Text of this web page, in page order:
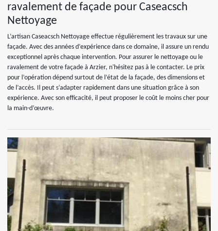
ravalement de façade pour Caseacsch
Nettoyage
L’artisan Caseacsch Nettoyage effectue régulièrement les travaux sur une
façade. Avec des années d’expérience dans ce domaine, il assure un rendu
exceptionnel après chaque intervention. Pour assurer le nettoyage ou le
ravalement de votre façade à Arzier, n'hésitez pas à le contacter. Le prix
pour l’opération dépend surtout de l’état de la façade, des dimensions et
de l’accès. Il peut s’adapter rapidement dans une situation grâce à son
expérience. Avec son efficacité, il peut proposer le coût le moins cher pour
la main-d’œuvre.